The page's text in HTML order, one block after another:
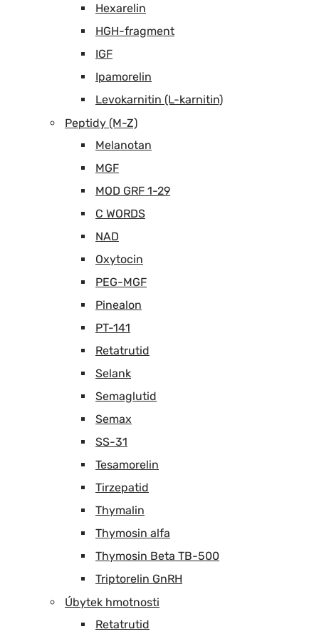
Hexarelin
HGH-fragment
IGF
Ipamorelin
Levokarnitin (L-karnitin)
Peptidy (M-Z)
Melanotan
MGF
MOD GRF 1-29
C WORDS
NAD
Oxytocin
PEG-MGF
Pinealon
PT-141
Retatrutid
Selank
Semaglutid
Semax
SS-31
Tesamorelin
Tirzepatid
Thymalin
Thymosin alfa
Thymosin Beta TB-500
Triptorelin GnRH
Úbytek hmotnosti
Retatrutid